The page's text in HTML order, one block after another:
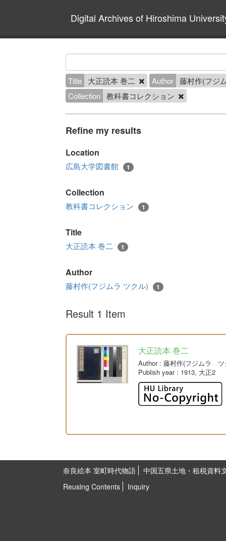
Digital Archives of Hiroshima
Title 大正読本 巻二 Author 藤村作(フジ
Collection 教科書コレクション
Refine my results
Location
広島大学図書館 1
Collection
教科書コレクション 1
Title
大正読本 巻二 1
Author
藤村作(フジムラ ツクル) 1
Result 1 Item
大正読本 巻二
Author: 藤村作(フジムラ ツ
Publish year: 1913, 大正2
奈良絵本 室町時代物語
中国五県土地・租税資料
Reusing Contents
Inquiry